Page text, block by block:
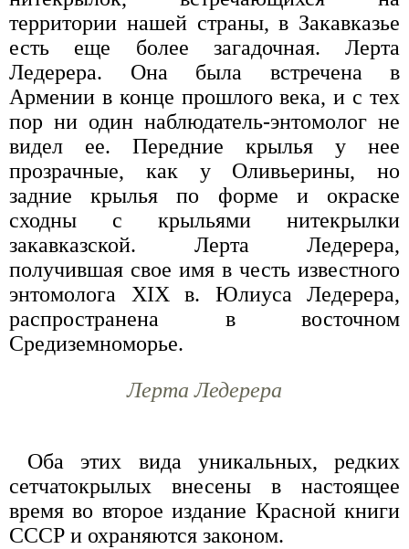
территории нашей страны, в Закавказье
есть еще более загадочная. Лерта
Ледерера. Она была встречена в
Армении в конце прошлого века, и с тех
пор ни один наблюдатель-энтомолог не
видел ее. Передние крылья у нее
прозрачные, как у Оливьерины, но
задние крылья по форме и окраске
сходны с крыльями нитекрылки
закавказской. Лерта Ледерера,
получившая свое имя в честь известного
энтомолога XIX в. Юлиуса Ледерера,
распространена в восточном
Средиземноморье.
Лерта Ледерера
Оба этих вида уникальных, редких
сетчатокрылых внесены в настоящее
время во второе издание Красной книги
СССР и охраняются законом.